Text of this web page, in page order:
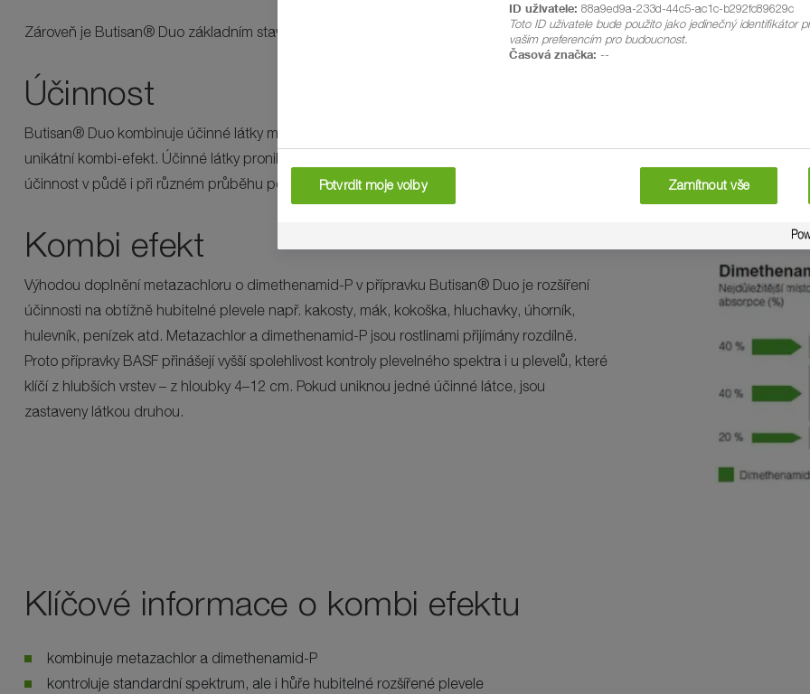
Zároveň je Butisan® Duo základním stavebním kamenem balíčku Opti Pack .
Účinnost
Butisan® Duo kombinuje účinné látky metazachlor a dimethenamid-P. Obsažené komponenty se výborně doplňují při
unikátní kombi-efekt. Účinné látky pronikají do plevelných rostlin především kořeny a hypokotylem a dobře se rozptýlí v
účinnost v půdě i při různém průběhu počasí. Butisan® Duo díky dimethenamid-P skvěle účinkuje i na jednoděložné
Kombi efekt
Výhodou doplnění metazachloru o dimethenamid-P v přípravku Butisan® Duo je rozšíření
účinnosti na obtížně hubitelné plevele např. kakosty, mák, kokoška, hluchavky, úhorník,
hulevník, penízek atd. Metazachlor a dimethenamid-P jsou rostlinami přijímány rozdílně.
Proto přípravky BASF přinášejí vyšší spolehlivost kontroly plevelného spektra i u plevelů, které
klíčí z hlubších vrstev – z hloubky 4–12 cm. Pokud uniknou jedné účinné látce, jsou
zastaveny látkou druhou.
Klíčové informace o kombi efektu
kombinuje metazachlor a dimethenamid-P
kontroluje standardní spektrum, ale i hůře hubitelné rozšířené plevele
ID uživatele: 88a9ed9a-233d-44c5-ac1c-b292fc89629c
Toto ID uživatele bude použito jako jedinečný identifikátor
vašim preferencím pro budoucnost.
Časová značka: --
Potvrdit moje volby Zamítnout vše